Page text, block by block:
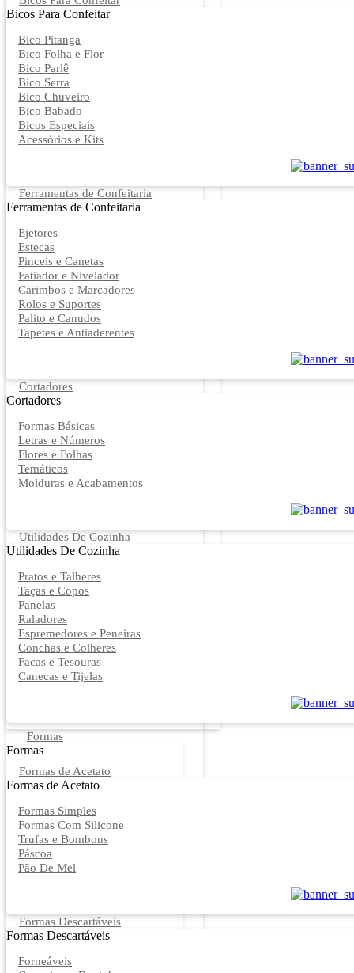
Bicos Para Confeitar
Bico Pitanga
Bico Folha e Flor
Bico Parlê
Bico Serra
Bico Chuveiro
Bico Babado
Bicos Especiais
Acessórios e Kits
Ferramentas de Confeitaria
Ferramentas de Confeitaria
Ejetores
Estecas
Pinceis e Canetas
Fatiador e Nivelador
Carimbos e Marcadores
Rolos e Suportes
Palito e Canudos
Tapetes e Antiaderentes
Cortadores
Cortadores
Formas Básicas
Letras e Números
Flores e Folhas
Temáticos
Molduras e Acabamentos
Utilidades De Cozinha
Utilidades De Cozinha
Pratos e Talheres
Taças e Copos
Panelas
Raladores
Espremedores e Peneiras
Conchas e Colheres
Facas e Tesouras
Canecas e Tijelas
Formas
Formas
Formas de Acetato
Formas de Acetato
Formas Simples
Formas Com Silicone
Trufas e Bombons
Páscoa
Pão De Mel
Formas Descartáveis
Formas Descartáveis
Forneáveis